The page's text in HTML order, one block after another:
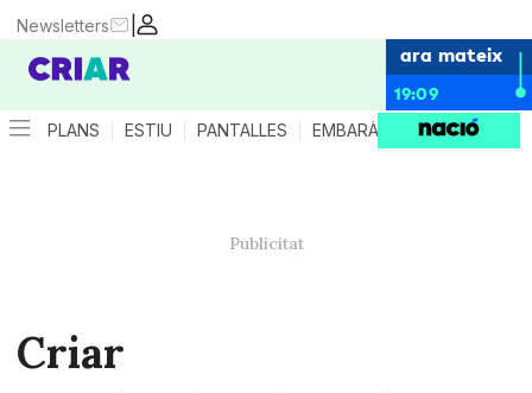
|
Newsletters
ara mateix
19:09
PLANS ESTIU PANTALLES EMBARÀS CRIANÇA
Criar